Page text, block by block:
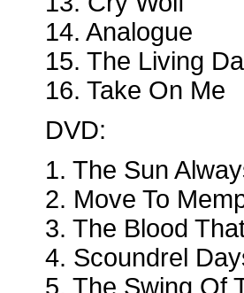
14. Analogue
15. The Living
16. Take On Me
DVD:
1. The Sun
2. Move To
3. The Blood
4. Scoundrel
5. The Swing Of